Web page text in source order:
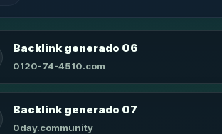
Backlink generado 06
0120-74-4510.com
Backlink generado 07
0day.community